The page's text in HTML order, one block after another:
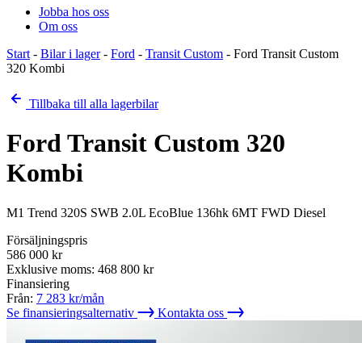
Jobba hos oss
Om oss
Start - Bilar i lager- Ford - Transit Custom - Ford Transit Custom
320 Kombi
Tillbaka till alla lagerbilar
Ford Transit Custom 320
Kombi
M1 Trend 320S SWB 2.0L EcoBlue 136hk 6MT FWD Diesel
Försäljningspris
586 000 kr
Exklusive moms: 468 800 kr
Finansiering
Från: 7 283 kr/mån
Se finansieringsalternativ
Kontakta oss